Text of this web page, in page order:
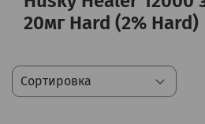
20мг Hard (2% Hard)